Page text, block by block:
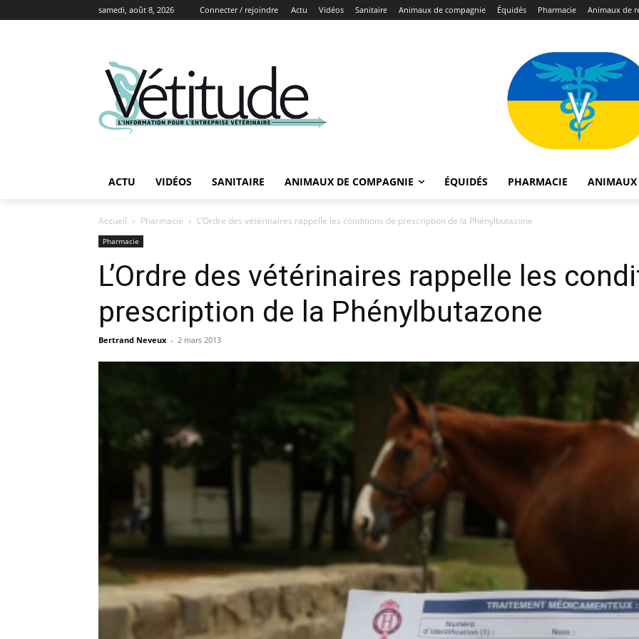
samedi, août 8, 2026 Connecter / rejoindre Actu Vidéos Sanitaire Animaux de compagnie Équidés Pharmacie Animaux de
ACTU VIDÉOS SANITAIRE ANIMAUX DE COMPAGNIE ÉQUIDÉS PHARMACIE ANIMAUX
Accueil Pharmacie L’Ordre des vétérinaires rappelle les conditions de prescription de la Phénylbutazone
Pharmacie
L’Ordre des vétérinaires rappelle les
prescription de la Phénylbutazone
Bertrand Neveux - 2 mars 2013